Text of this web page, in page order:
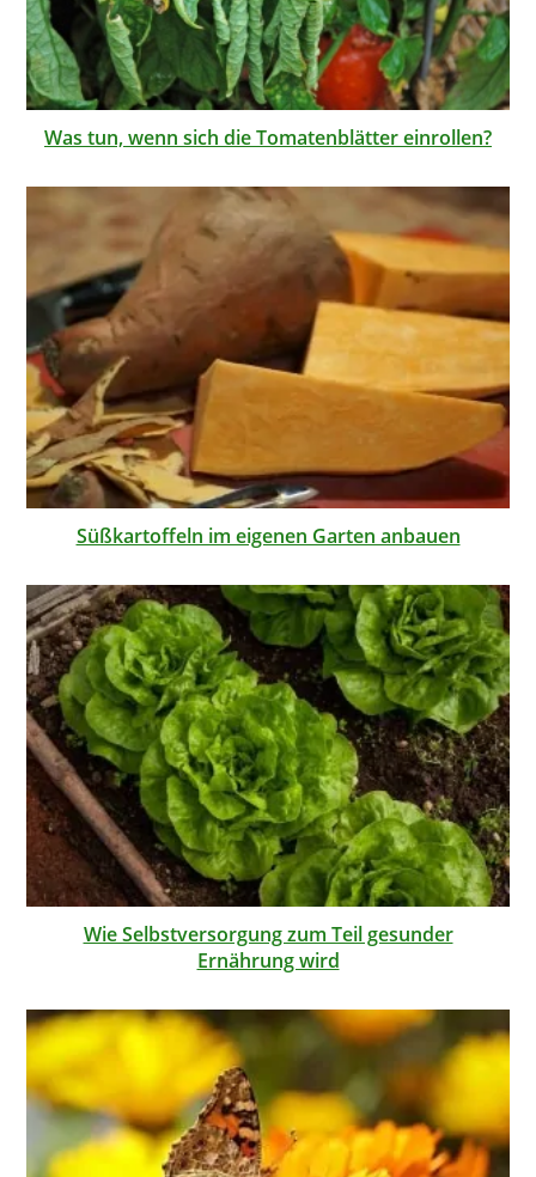
Was tun, wenn sich die Tomatenblätter einrollen?
Süßkartoffeln im eigenen Garten anbauen
Wie Selbstversorgung zum Teil gesunder
Ernährung wird